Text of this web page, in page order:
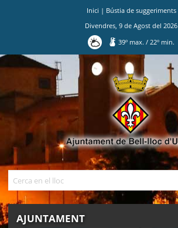
Inici | Bústia de suggeriments
Divendres 9 de Agost del 2026
39º max./ 22º min.
AJUNTAMENT